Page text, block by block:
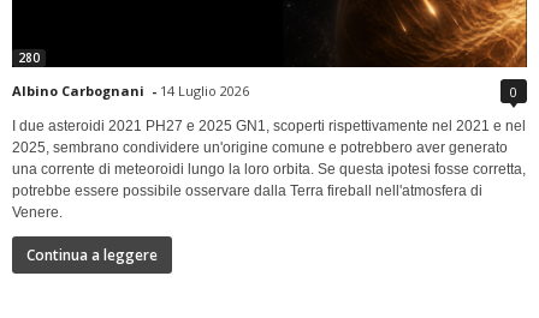
280
Albino Carbognani - 14 Luglio 2026 0
I due asteroidi 2021 PH27 e 2025 GN1, scoperti rispettivamente nel 2021 e nel
2025, sembrano condividere un'origine comune e potrebbero aver generato
una corrente di meteoroidi lungo la loro orbita. Se questa ipotesi fosse corretta,
potrebbe essere possibile osservare dalla Terra fireball nell'atmosfera di
Venere.
Continua a leggere